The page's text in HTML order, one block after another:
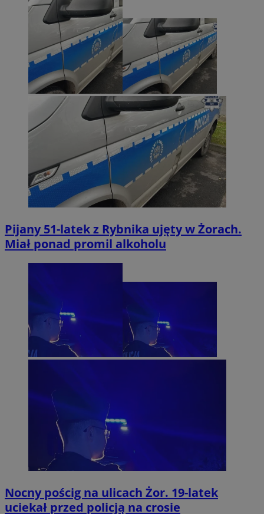
Pijany 51-latek z Rybnika ujęty w Żorach.
Miał ponad promil alkoholu
Nocny pościg na ulicach Żor. 19-latek
uciekał przed policją na crosie